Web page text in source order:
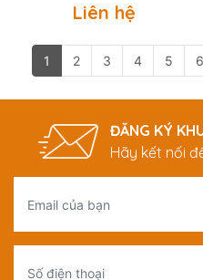
Liên hệ
1 2 3 4 5 6
ĐĂNG KÝ
Hãy kết nối